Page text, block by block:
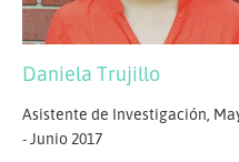
Daniela Trujillo
Asistente de Investigación,
- Junio 2017